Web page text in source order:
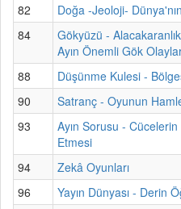
82
Doğa -Jeoloji-
84
Gökyüzü -
Ayın Önemli Gök
88
Düşünme Kulesi -
90
Satranç - Oyunun
93
Ayın Sorusu -
Etmesi
94
Zekâ Oyunları
96
Yayın Dünyası - Derin